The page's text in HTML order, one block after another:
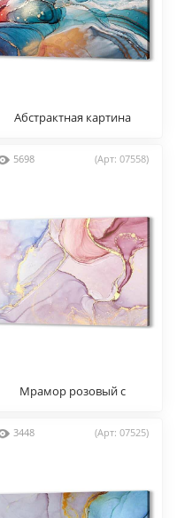
Абстрактная картина
5698 (Арт: 07558)
Мрамор розовый с
3448 (Арт: 07525)